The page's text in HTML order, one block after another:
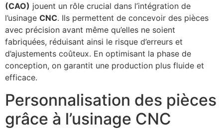
(CAO) jouent un rôle crucial dans l’intégration de
l’usinage CNC. Ils permettent de concevoir des pièces
avec précision avant même qu’elles ne soient
fabriquées, réduisant ainsi le risque d’erreurs et
d’ajustements coûteux. En optimisant la phase de
conception, on garantit une production plus fluide et
efficace.
Personnalisation des pièces
grâce à l’usinage CNC